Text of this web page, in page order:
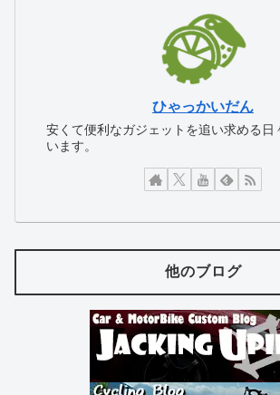
ひゃっかいだん
安くて便利なガジェットを追い求める日
います。
他のブログ